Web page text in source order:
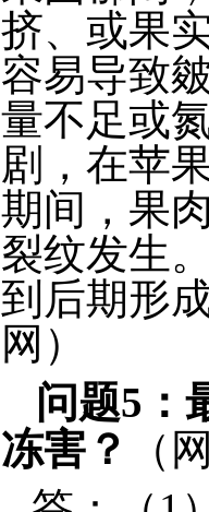
挤、或果
容易导致
量不足或
剧，在苹
期间，果
裂纹发生
到后期形
网）
问题5
冻害？
（